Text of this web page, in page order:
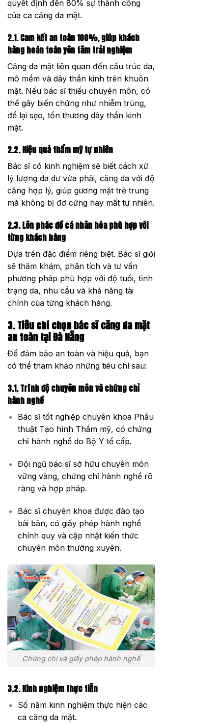
quyết định đến 80% sự thành công
của ca căng da mặt.
2.1. Cam kết an toàn 100%, giúp khách
hàng hoàn toàn yên tâm trải nghiệm
Căng da mặt liên quan đến cấu trúc da,
mô mềm và dây thần kinh trên khuôn
mặt. Nếu bác sĩ thiếu chuyên môn, có
thể gây biến chứng như nhiễm trùng,
để lại sẹo, tổn thương dây thần kinh
mặt.
2.2. Hiệu quả thẩm mỹ tự nhiên
Bác sĩ có kinh nghiệm sẽ biết cách xử
lý lượng da dư vừa phải, căng da với độ
căng hợp lý, giúp gương mặt trẻ trung
mà không bị đơ cứng hay mất tự nhiên.
2.3. Lên phác đồ cá nhân hóa phù hợp với
từng khách hàng
Dựa trên đặc điểm riêng biệt. Bác sĩ giỏi
sẽ thăm khám, phân tích và tư vấn
phương pháp phù hợp với độ tuổi, tình
trạng da, nhu cầu và khả năng tài
chính của từng khách hàng.
3. Tiêu chí chọn bác sĩ căng da mặt
an toàn tại Đà Nẵng
Để đảm bảo an toàn và hiệu quả, bạn
có thể tham khảo những tiêu chí sau:
3.1. Trình độ chuyên môn và chứng chỉ
hành nghề
Bác sĩ tốt nghiệp chuyên khoa Phẫu
thuật Tạo hình Thẩm mỹ, có chứng
chỉ hành nghề do Bộ Y tế cấp.
Đội ngũ bác sĩ sở hữu chuyên môn
vững vàng, chứng chỉ hành nghề rõ
ràng và hợp pháp.
Bác sĩ chuyên khoa được đào tạo
bài bản, có giấy phép hành nghề
chính quy và cập nhật kiến thức
chuyên môn thường xuyên.
Chứng chỉ và giấy phép hành nghề
3.2. Kinh nghiệm thực tiễn
Số năm kinh nghiệm thực hiện các
ca căng da mặt.